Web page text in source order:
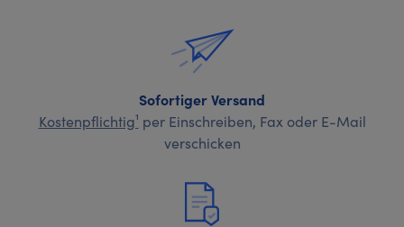
Sofortiger Versand
Kostenpflichtig¹ per Einschreiben, Fax oder E-Mail
verschicken